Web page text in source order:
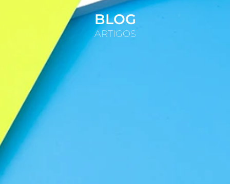
BLOG
ARTIGOS